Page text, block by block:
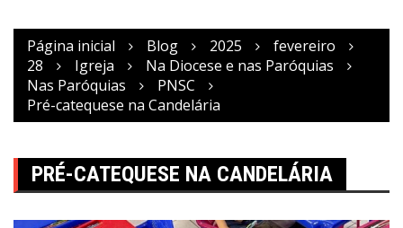
Página inicial Blog 2025
fevereiro
28
Igreja
Na Diocese e nas Paróquias
Nas Paróquias
PNSC
Pré-catequese na Candelária
PRÉ-CATEQUESE NA CANDELÁRIA